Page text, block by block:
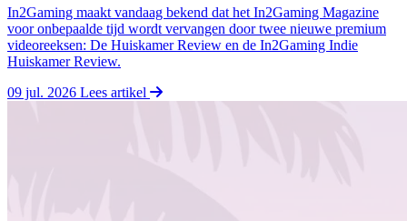
In2Gaming maakt vandaag bekend dat het In2Gaming Magazine
voor onbepaalde tijd wordt vervangen door twee nieuwe premium
videoreeksen: De Huiskamer Review en de In2Gaming Indie
Huiskamer Review.
09 jul. 2026 Lees artikel